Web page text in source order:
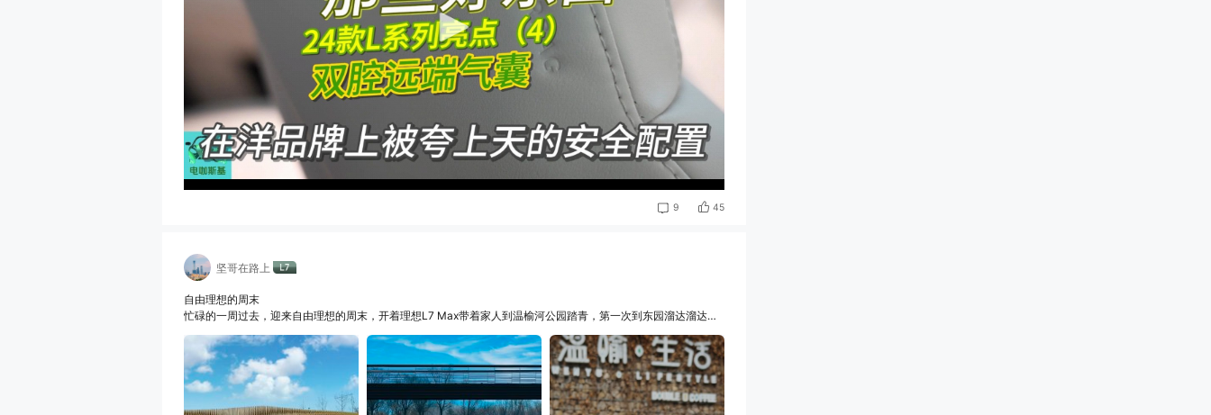
9 45
坚哥在路上
自由理想的周末
忙碌的一周过去，迎来自由理想的周末，开着理想L7 Max带着家人到温榆河公园踏青，第一次到东园溜达溜达，
来杯咖啡时间小憩，脑子里还是想着探店新理想，哈哈哈，到了温榆河就离顺义祥云小镇理想零售中心不远了，走
起！继续探索感受新款L系列，试驾了新L9 Ultra，双腔空气弹簧、主驾魔毯座椅感受非凡，新增的车内摄像头带
来魔法相机，自拍一张，哈哈哈，这是我吗？试驾过程中刘凡同学陪我试驾到了顺义交付中心，嚯，好多MEGA，
最大的幸福都扎堆啦！又是幸福充实理想的周六！